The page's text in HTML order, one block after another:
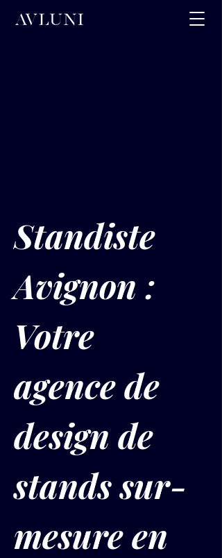
Standiste
Avignon :
Votre
agence de
design de
stands sur-
mesure en